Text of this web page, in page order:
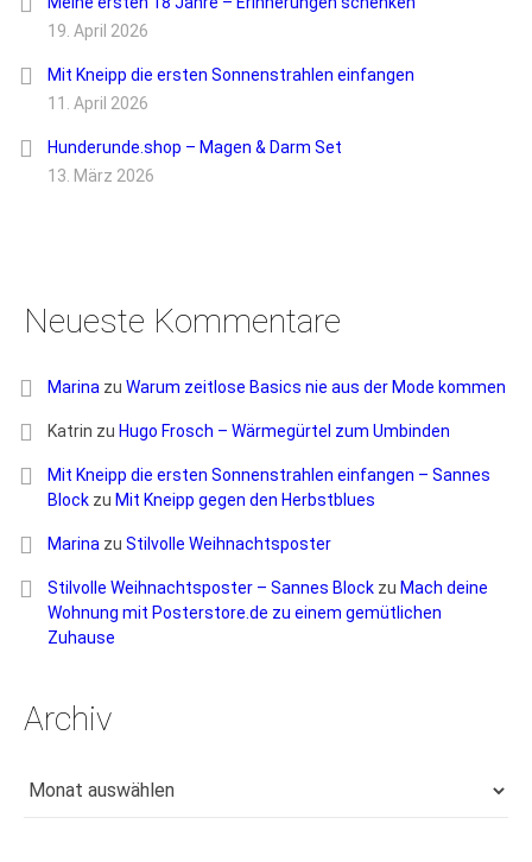
19. April 2026
Mit Kneipp die ersten Sonnenstrahlen einfangen
11. April 2026
Hunderunde.shop – Magen & Darm Set
13. März 2026
Neueste Kommentare
Marina zu Warum zeitlose Basics nie aus der Mode kommen
Katrin zu Hugo Frosch – Wärmegürtel zum Umbinden
Mit Kneipp die ersten Sonnenstrahlen einfangen – Sannes
Block zu Mit Kneipp gegen den Herbstblues
Marina zu Stilvolle Weihnachtsposter
Stilvolle Weihnachtsposter – Sannes Block zu Mach deine
Wohnung mit Posterstore.de zu einem gemütlichen
Zuhause
Archiv